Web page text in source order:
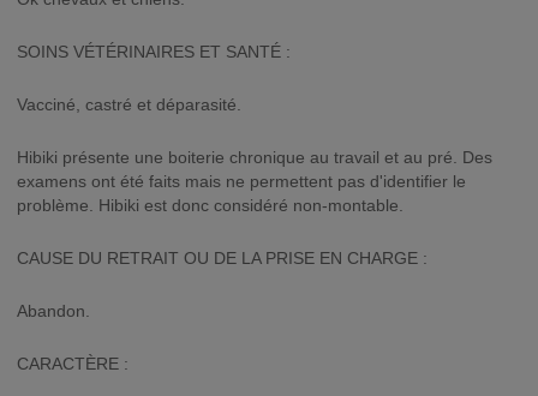
SOINS VÉTÉRINAIRES ET SANTÉ :
Vacciné, castré et déparasité.
Hibiki présente une boiterie chronique au travail et au pré. Des
examens ont été faits mais ne permettent pas d'identifier le
problème. Hibiki est donc considéré non-montable.
CAUSE DU RETRAIT OU DE LA PRISE EN CHARGE :
Abandon.
CARACTÈRE :